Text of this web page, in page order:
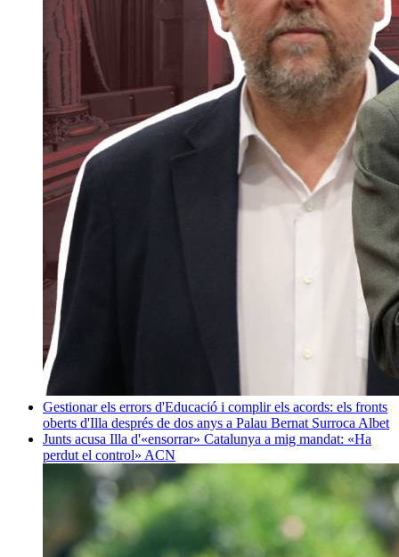
Gestionar els errors d'Educació i complir els acords: els fronts
oberts d'Illa després de dos anys a Palau Bernat Surroca Albet
Junts acusa Illa d'«ensorrar» Catalunya a mig mandat: «Ha
perdut el control» ACN